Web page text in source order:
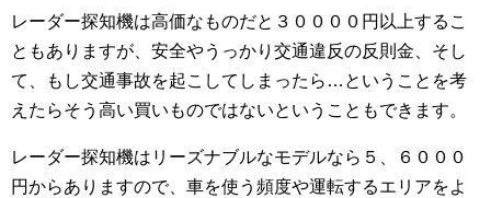
レーダー探知機は高価なものだと３００００円以上するこ
ともありますが、安全やうっかり交通違反の反則金、そし
て、もし交通事故を起こしてしまったら…ということを考
えたらそう高い買いものではないということもできます。
レーダー探知機はリーズナブルなモデルなら５、６０００
円からありますので、車を使う頻度や運転するエリアをよ